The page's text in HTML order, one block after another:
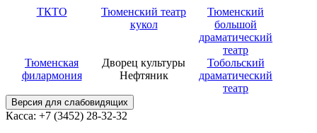
ТКТО
Тюменский театр
кукол
Тюменский
большой
драматический
театр
Тюменская
филармония
Дворец культуры
Нефтяник
Тобольский
драматический
театр
Версия для слабовидящих
Касса: +7 (3452) 28-32-32